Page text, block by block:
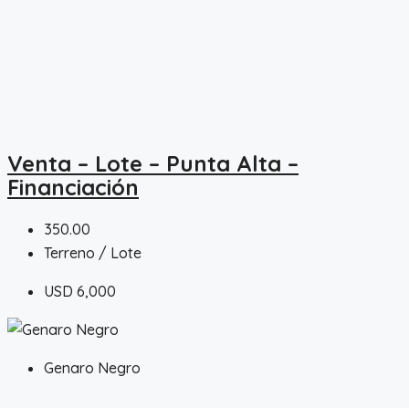
Venta – Lote – Punta Alta –
Financiación
350.00
Terreno / Lote
USD 6,000
Genaro Negro